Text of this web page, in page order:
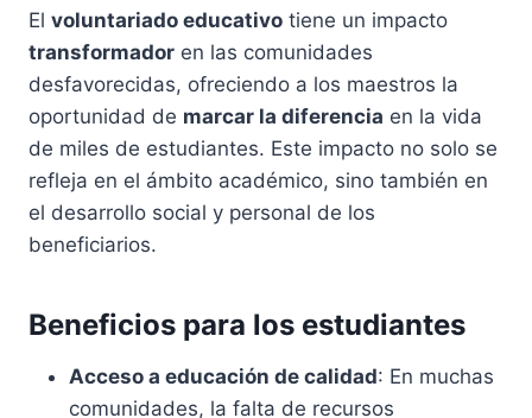
El voluntariado educativo tiene un impacto
transformador en las comunidades
desfavorecidas, ofreciendo a los maestros la
oportunidad de marcar la diferencia en la vida
de miles de estudiantes. Este impacto no solo se
refleja en el ámbito académico, sino también en
el desarrollo social y personal de los
beneficiarios.
Beneficios para los estudiantes
Acceso a educación de calidad: En muchas
comunidades, la falta de recursos